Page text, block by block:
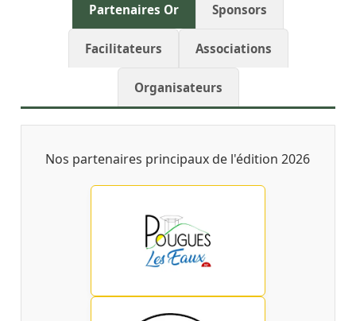
Partenaires Or Sponsors
Facilitateurs Associations
Organisateurs
Nos partenaires principaux de l'édition 2026